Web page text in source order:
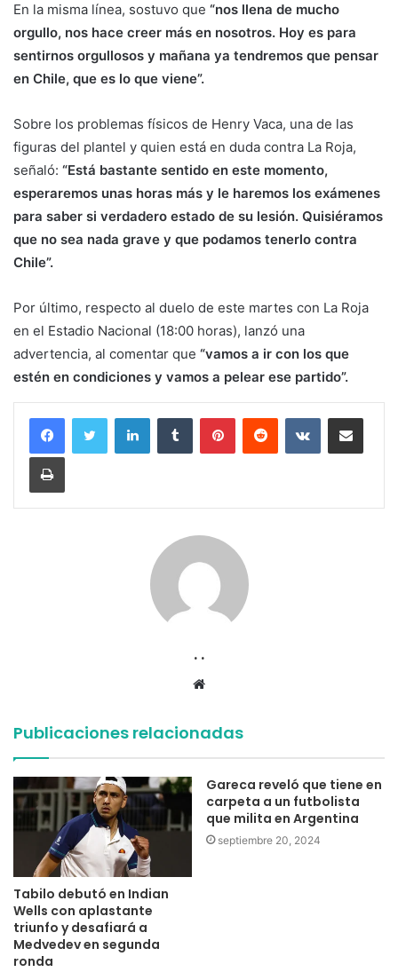
En la misma línea, sostuvo que “nos llena de mucho
orgullo, nos hace creer más en nosotros. Hoy es para
sentirnos orgullosos y mañana ya tendremos que pensar
en Chile, que es lo que viene”.
Sobre los problemas físicos de Henry Vaca, una de las
figuras del plantel y quien está en duda contra La Roja,
señaló: “Está bastante sentido en este momento,
esperaremos unas horas más y le haremos los exámenes
para saber si verdadero estado de su lesión. Quisiéramos
que no sea nada grave y que podamos tenerlo contra
Chile”.
Por último, respecto al duelo de este martes con La Roja
en el Estadio Nacional (18:00 horas), lanzó una
advertencia, al comentar que “vamos a ir con los que
estén en condiciones y vamos a pelear ese partido”.
LinkedInTumblr PinterestReddit VKontakteCompartir por
Imprimir
. .
Sitio
Publicaciones relacionadas
Tabilo debutó en Indian
Wells con aplastante
triunfo y desafiará a
Medvedev en segunda
ronda
Gareca reveló que tiene en
carpeta a un futbolista
que milita en Argentina
septiembre 20, 2024